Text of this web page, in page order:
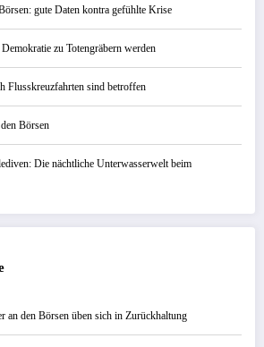
gute Daten kontra gefühlte Krise
zu Totengräbern werden
Flusskreuzfahrten sind betroffen
Börsen
Die nächtliche Unterwasserwelt beim
an den Börsen üben sich in Zurückhaltung